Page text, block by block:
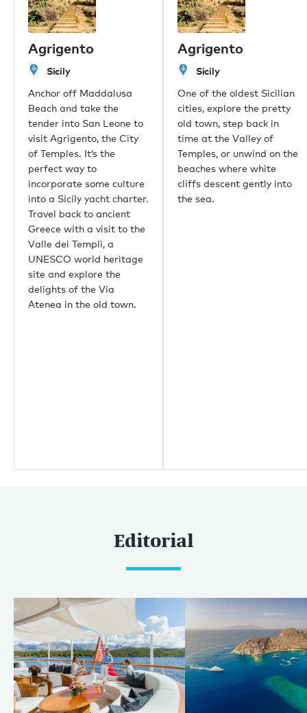
Agrigento
Sicily
Anchor off Maddalusa
Beach and take the
tender into San Leone to
visit Agrigento, the City
of Temples. It’s the
perfect way to
incorporate some culture
into a Sicily yacht charter.
Travel back to ancient
Greece with a visit to the
Valle dei Templi, a
UNESCO world heritage
site and explore the
delights of the Via
Atenea in the old town.
Agrigento
Sicily
One of the oldest Sicilian
cities, explore the pretty
old town, step back in
time at the Valley of
Temples, or unwind on the
beaches where white
cliffs descent gently into
the sea.
Editorial